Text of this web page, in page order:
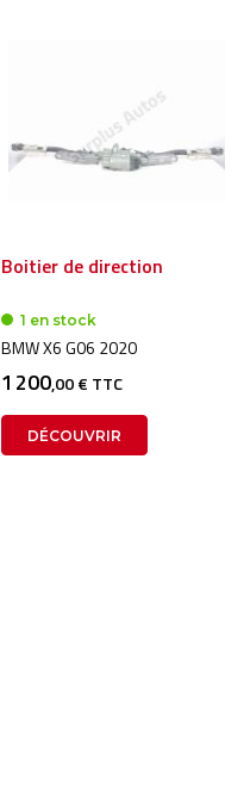
Boitier de direction
1 en stock
BMW X6 G06 2020
1 200,00 € TTC
DÉCOUVRIR